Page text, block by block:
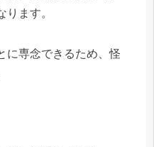
ます。
に専念できるため、怪